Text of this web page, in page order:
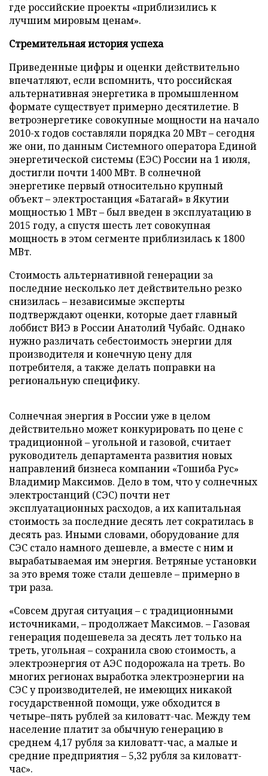
где российские проекты «приблизились к
лучшим мировым ценам».
Стремительная история успеха
Приведенные цифры и оценки действительно
впечатляют, если вспомнить, что российская
альтернативная энергетика в промышленном
формате существует примерно десятилетие. В
ветроэнергетике совокупные мощности на начало
2010-х годов составляли порядка 20 МВт – сегодня
же они, по данным Системного оператора Единой
энергетической системы (ЕЭС) России на 1 июля,
достигли почти 1400 МВт. В солнечной
энергетике первый относительно крупный
объект – электростанция «Батагай» в Якутии
мощностью 1 МВт – был введен в эксплуатацию в
2015 году, а спустя шесть лет совокупная
мощность в этом сегменте приблизилась к 1800
МВт.
Стоимость альтернативной генерации за
последние несколько лет действительно резко
снизилась – независимые эксперты
подтверждают оценки, которые дает главный
лоббист ВИЭ в России Анатолий Чубайс. Однако
нужно различать себестоимость энергии для
производителя и конечную цену для
потребителя, а также делать поправки на
региональную специфику.
Солнечная энергия в России уже в целом
действительно может конкурировать по цене с
традиционной – угольной и газовой, считает
руководитель департамента развития новых
направлений бизнеса компании «Тошиба Рус»
Владимир Максимов. Дело в том, что у солнечных
электростанций (СЭС) почти нет
эксплуатационных расходов, а их капитальная
стоимость за последние десять лет сократилась в
десять раз. Иными словами, оборудование для
СЭС стало намного дешевле, а вместе с ним и
вырабатываемая им энергия. Ветряные установки
за это время тоже стали дешевле – примерно в
три раза.
«Совсем другая ситуация – с традиционными
источниками, – продолжает Максимов. – Газовая
генерация подешевела за десять лет только на
треть, угольная – сохранила свою стоимость, а
электроэнергия от АЭС подорожала на треть. Во
многих регионах выработка электроэнергии на
СЭС у производителей, не имеющих никакой
государственной помощи, уже обходится в
четыре–пять рублей за киловатт-час. Между тем
население платит за обычную генерацию в
среднем 4,17 рубля за киловатт-час, а малые и
средние предприятия – 5,32 рубля за киловатт-
час».